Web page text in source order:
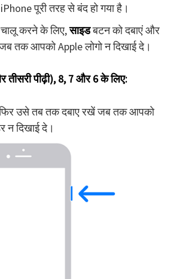
पूरी तरह से बंद हो गया है।
करने के लिए,साइडबटन को दबाएं और
तक आपको Apple लोगो न दिखाई दे।
तीसरी पीढ़ी), 8, 7 और 6 के लिए:
उसे तब तक दबाए रखें जब तक आपको
न दिखाई दे।